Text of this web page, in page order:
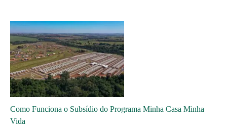
Como Funciona o Subsídio do Programa Minha Casa Minha
Vida